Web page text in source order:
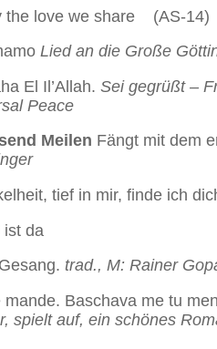
the love we share (AS-14)
Lied an die Große
El Il’Allah. Sei gegrüßt –
Peace
Meilen Fängt mit dem
tief in mir, finde ich
ist da
trad., M: Rainer
mande. Baschava me tu
spielt auf, ein schönes